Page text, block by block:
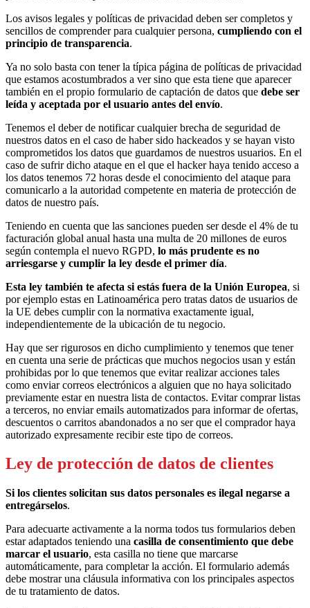
Los avisos legales y políticas de privacidad deben ser completos y
sencillos de comprender para cualquier persona, cumpliendo con el
principio de transparencia.
Ya no solo basta con tener la típica página de políticas de privacidad
que estamos acostumbrados a ver sino que esta tiene que aparecer
también en el propio formulario de captación de datos que debe ser
leída y aceptada por el usuario antes del envío.
Tenemos el deber de notificar cualquier brecha de seguridad de
nuestros datos en el caso de haber sido hackeados y se hayan visto
comprometidos los datos que guardamos de nuestros usuarios. En el
caso de sufrir dicho ataque en el que el hacker haya tenido acceso a
los datos tenemos 72 horas desde el conocimiento del ataque para
comunicarlo a la autoridad competente en materia de protección de
datos de nuestro país.
Teniendo en cuenta que las sanciones pueden ser desde el 4% de tu
facturación global anual hasta una multa de 20 millones de euros
según contempla el nuevo RGPD, lo más prudente es no
arriesgarse y cumplir la ley desde el primer día.
Esta ley también te afecta si estás fuera de la Unión Europea, si
por ejemplo estas en Latinoamérica pero tratas datos de usuarios de
la UE debes cumplir con la normativa exactamente igual,
independientemente de la ubicación de tu negocio.
Hay que ser rigurosos en dicho cumplimiento y tenemos que tener
en cuenta una serie de prácticas que muchos negocios usan y están
prohibidas por lo que tenemos que evitar realizar acciones tales
como enviar correos electrónicos a alguien que no haya solicitado
previamente estar en nuestra lista de contactos. Evitar comprar listas
a terceros, no enviar emails automatizados para informar de ofertas,
descuentos o carritos abandonados a no ser que el comprador haya
autorizado expresamente recibir este tipo de correos.
Ley de protección de datos de clientes
Si los clientes solicitan sus datos personales es ilegal negarse a
entregárselos.
Para adecuarte activamente a la norma todos tus formularios deben
estar adaptados teniendo una casilla de consentimiento que debe
marcar el usuario, esta casilla no tiene que marcarse
automáticamente, para completar la acción. El formulario además
debe mostrar una cláusula informativa con los principales aspectos
de tu tratamiento de datos.